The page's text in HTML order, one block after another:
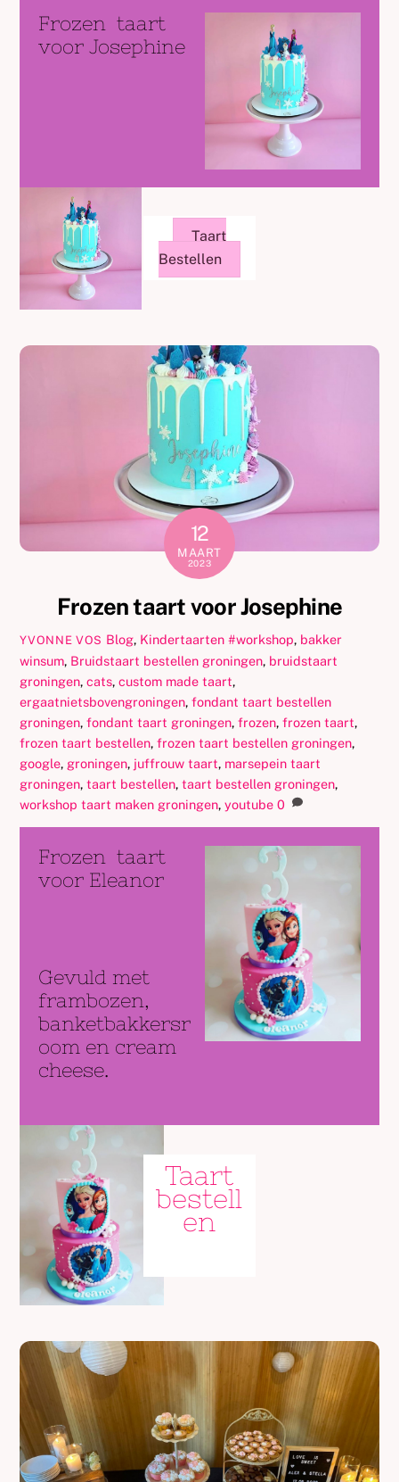
Frozen taart
voor Josephine
Taart
Bestellen
12
MAART
2023
Frozen taart voor Josephine
YVONNE VOS Blog, Kindertaarten #workshop, bakker
winsum, Bruidstaart bestellen groningen, bruidstaart
groningen,cats,custom made taart,
ergaatnietsbovengroningen,fondant taart bestellen
groningen,fondant taart groningen,frozen,frozen taart,
frozen taart bestellen,frozen taart bestellen groningen,
google, groningen, juffrouw taart, marsepein taart
groningen,taart bestellen,taart bestellen groningen,
workshop taart maken groningen,youtube 0
Frozen taart
voor Eleanor
Gevuld met
frambozen,
banketbakkersr
oom en cream
cheese.
Taart
bestell
en